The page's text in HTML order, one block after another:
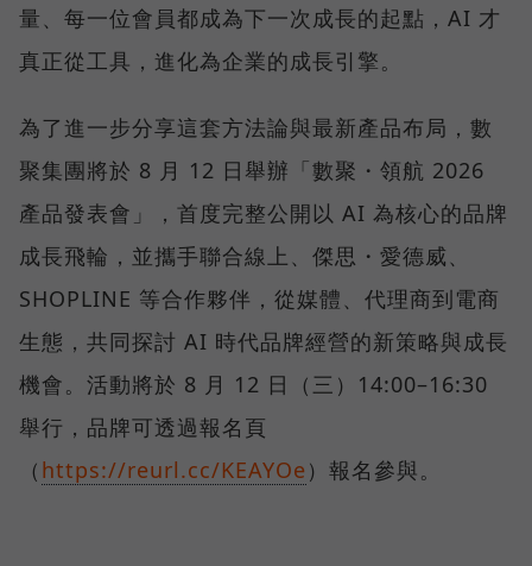
量、每一位會員都成為下一次成長的起點，AI 才
真正從工具，進化為企業的成長引擎。
為了進一步分享這套方法論與最新產品布局，數
聚集團將於 8 月 12 日舉辦「數聚・領航 2026
產品發表會」，首度完整公開以 AI 為核心的品牌
成長飛輪，並攜手聯合線上、傑思・愛德威、
SHOPLINE 等合作夥伴，從媒體、代理商到電商
生態，共同探討 AI 時代品牌經營的新策略與成長
機會。活動將於 8 月 12 日（三）14:00–16:30
舉行，品牌可透過報名頁
（ https://reurl.cc/KEAYOe ）報名參與。